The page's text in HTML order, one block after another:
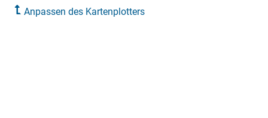
Anpassen des Kartenplotters